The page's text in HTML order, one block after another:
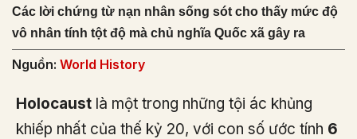
Các lời chứng từ nạn nhân sống sót cho thấy mức độ
vô nhân tính tột độ mà chủ nghĩa Quốc xã gây ra
Nguồn: World History
Holocaust là một trong những tội ác khủng
khiếp nhất của thế kỷ 20, với con số ước tính 6